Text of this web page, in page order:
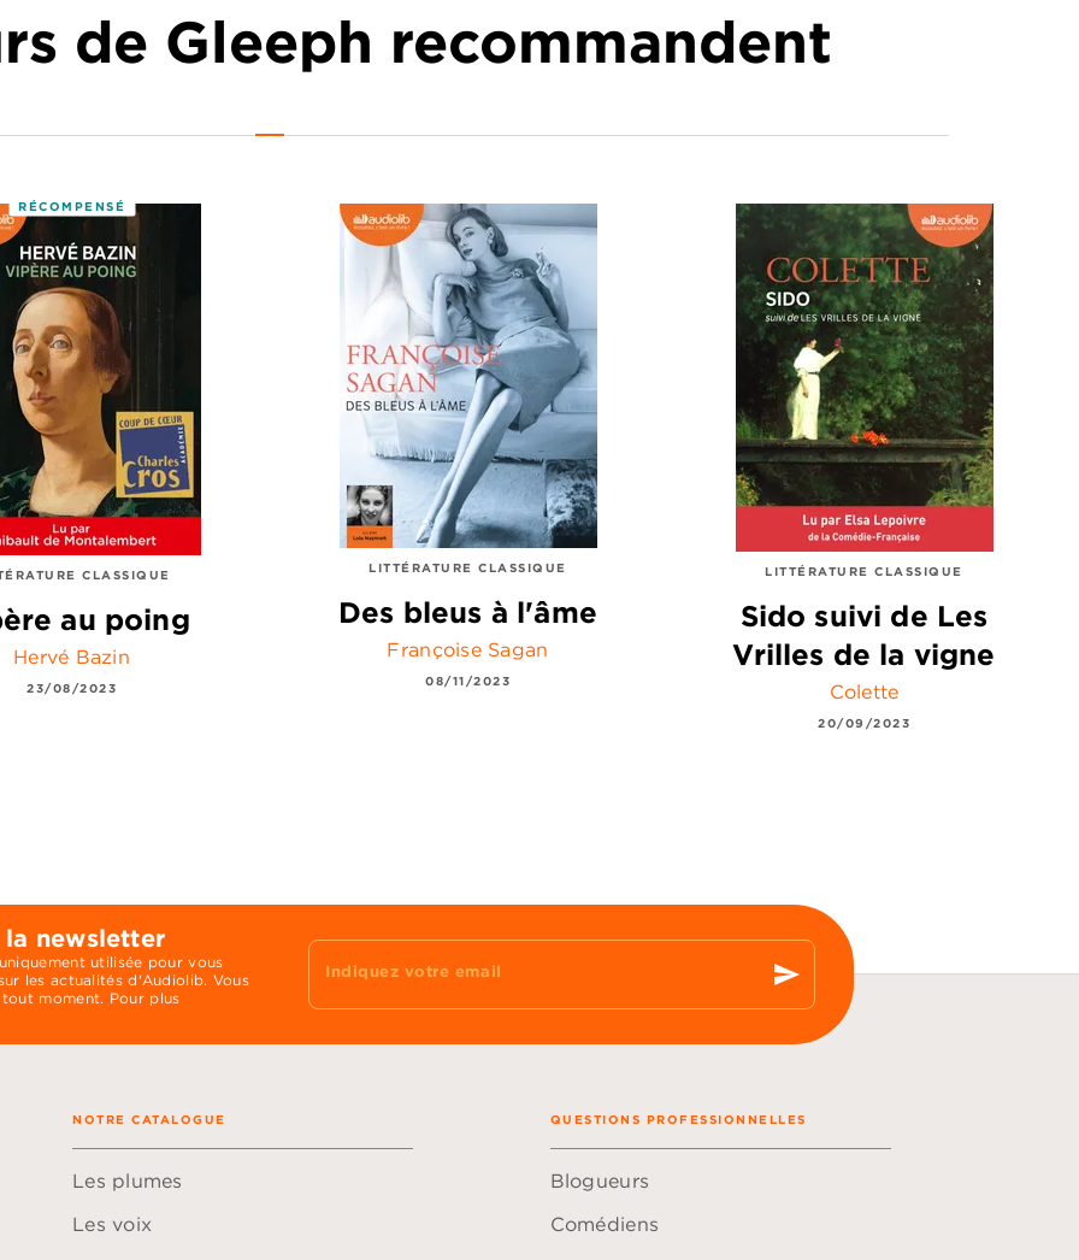
de Gleeph recommandent
RÉCOMPENSÉ
CLASSIQUE
au poing
Hervé Bazin
23/08/2023
LITTÉRATURE CLASSIQUE
Des bleus à l'âme
Françoise Sagan
08/11/2023
LITTÉRATURE CLASSIQUE
Sido suivi de Les
Vrilles de la vigne
Colette
20/09/2023
la newsletter
utilisée pour vous
les actualités d'Audiolib. Vous
moment. Pour plus
Indiquez votre email send
NOTRE CATALOGUE
Les plumes
Les voix
QUESTIONS PROFESSIONNELLES
Blogueurs
Comédiens